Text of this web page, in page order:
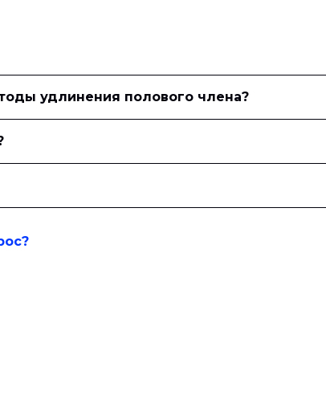
удлинения полового члена?